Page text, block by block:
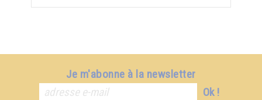
Je m'abonne à la newsletter
Ok !